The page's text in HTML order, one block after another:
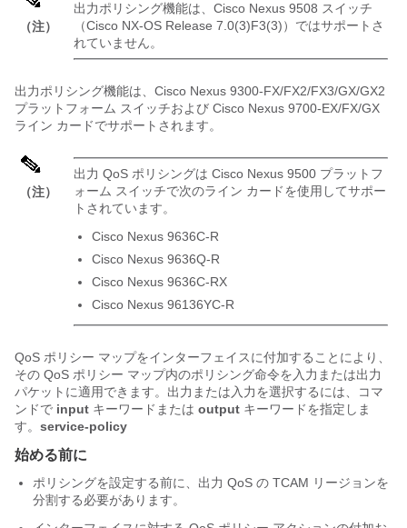
（注）
出力ポリシング機能は、Cisco Nexus 9508 スイッチ
（Cisco NX-OS Release 7.0(3)F3(3)）ではサポートさ
れていません。
出力ポリシング機能は、Cisco Nexus 9300-FX/FX2/FX3/GX/GX2
プラットフォーム スイッチおよび Cisco Nexus 9700-EX/FX/GX
ライン カードでサポートされます。
（注）
出力 QoS ポリシングは Cisco Nexus 9500 プラットフ
ォーム スイッチで次のライン カードを使用してサポー
トされています。
Cisco Nexus 9636C-R
Cisco Nexus 9636Q-R
Cisco Nexus 9636C-RX
Cisco Nexus 96136YC-R
QoS ポリシー マップをインターフェイスに付加することにより、
その QoS ポリシー マップ内のポリシング命令を入力または出力
パケットに適用できます。出力または入力を選択するには、コマ
ンドで input キーワードまたは output キーワードを指定しま
す。 service-policy
始める前に
ポリシングを設定する前に、出力 QoS の TCAM リージョンを
分割する必要があります。